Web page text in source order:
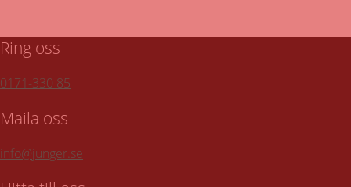
Ring oss
0171-330 85
Maila oss
info@junger.se